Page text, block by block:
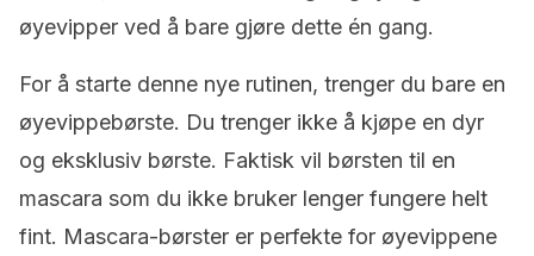
øyevipper ved å bare gjøre dette én gang.
For å starte denne nye rutinen, trenger du bare en
øyevippebørste. Du trenger ikke å kjøpe en dyr
og eksklusiv børste. Faktisk vil børsten til en
mascara som du ikke bruker lenger fungere helt
fint. Mascara-børster er perfekte for øyevippene